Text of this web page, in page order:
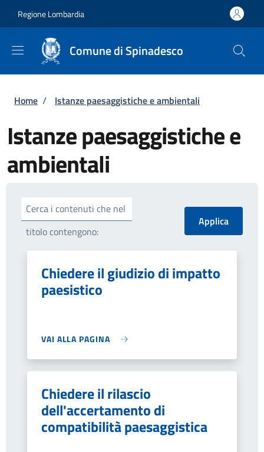
Regione Lombardia
Comune di Spinadesco
Briciole di pane
Home / Istanze paesaggistiche e ambientali
Istanze paesaggistiche e
ambientali
Cerca i contenuti che nel
titolo contengono:
Chiedere il giudizio di impatto
paesistico
VAI ALLA PAGINA
Chiedere il rilascio
dell'accertamento di
compatibilità paesaggistica